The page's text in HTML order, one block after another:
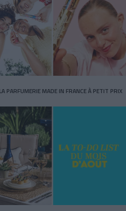
PARFUMERIE MADE IN FRANCE À PETIT PRIX